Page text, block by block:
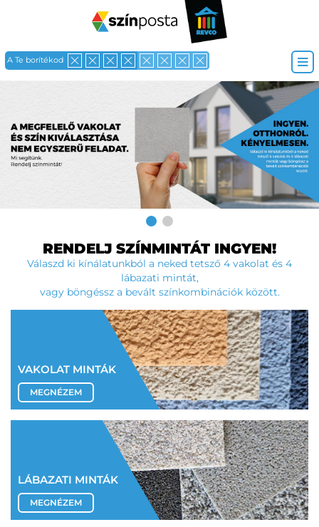
A Te borítékod
RENDELJ SZÍNMINTÁT INGYEN!
Válaszd ki kínálatunkból a neked tetsző 4 vakolat és 4
lábazati mintát,
vagy böngéssz a bevált színkombinációk között.
VAKOLAT MINTÁK
MEGNÉZEM
LÁBAZATI MINTÁK
MEGNÉZEM